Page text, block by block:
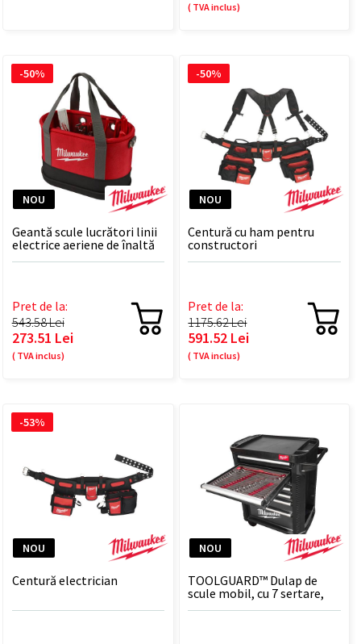
( TVA inclus)
NOU
Geantă scule lucrători linii
electrice aeriene de înaltă
tensiune
Pret de la:
543.58 Lei
273.51 Lei
( TVA inclus)
-50%
NOU
Centură cu ham pentru
constructori
Pret de la:
1175.62 Lei
591.52 Lei
( TVA inclus)
-50%
NOU
Centură electrician
-53%
NOU
TOOLGUARD™ Dulap de
scule mobil, cu 7 sertare,
metalic, 78 cm dotat cu